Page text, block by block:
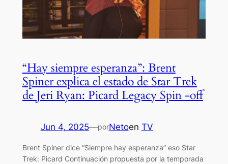
“Hay siempre esperanza”: Brent
Spiner explica el estado de Star Trek
de Jeri Ryan: Picard Legacy Spin -off
Jun 4, 2025—porNetoen TV
Brent Spiner dice “Siempre hay esperanza” eso Star
Trek: Picard Continuación propuesta por la temporada